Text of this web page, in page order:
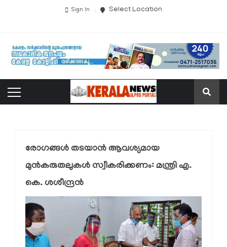
Sign In Select Location
രോഗങ്ങള്‍ തടയാന്‍ ആവശ്യമായ
മുന്‍കരുതലുകള്‍ സ്വീകരിക്കണം: മന്ത്രി എ.
കെ. ശശീന്ദ്രന്‍